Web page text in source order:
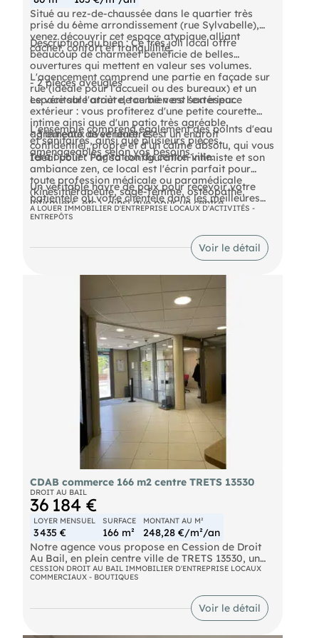
Situé au rez-de-chaussée dans le quartier très
prisé du 6ème arrondissement (rue Sylvabelle),
venez découvrir cet espace atypique alliant
cachet, confort et tranquillité.
Description du bien : Ce très joli local offre
beaucoup de charmeet bénéficie de belles
ouvertures qui mettent en valeur ses volumes.
L'agencement comprend une partie en façade sur
rue (idéale pour l'accueil ou des bureaux) et un
espace sur l'arrière, tourné vers l'extérieur.
- 3 bureaux avec fenêtres
- 2 pièces aveugles
Le véritable atout de ce bien est son espace
extérieur : vous profiterez d'une petite courette
intime ainsi que d'un patio très agréable,
agrémenté de verdure. C'est un endroit
confidentiel, propre et d'un calme absolu, qui vous
fera oublier l'agitation du centre-ville.
L'ensemble comprend également des points d'eau
et sanitaires, ainsi que plusieurs pièces
aménageables selon vos besoins.
Idéal pour : Par sa configuration intimiste et son
ambiance zen, ce local est l'écrin parfait pour
toute profession médicale ou paramédicale
(kinésithérapeute, sage-femme, ostéopathe,
infirmiers, etc.), ainsi que pour un centre
d'esthétique et de bien-être.
Un véritable havre de paix pour recevoir votre
patientèle ou votre clientèle dans les meilleures
conditions !
A LOUER IMMOBILIER D'ENTREPRISE LOCAUX D'ACTIVITÉS -
ENTREPÔTS
Voir le détail
CDAB commerce 166 m2 centre TRETS 13530
DROIT AU BAIL
36 184 €
LOYER MENSUEL
3 435 €
SURFACE
166 m²
MONTANT AU M²
248,28 €/m²/an
Notre agence vous propose en Cession de Droit
Au Bail, en plein centre ville de TRETS 13530, un
local commercial de 166 m2 situé en rez-de-
chaussée.
Il comprend 5 bureaux décloisonnables, une salle
de réunion, une kitchenette, des sanitaires
CESSION DROIT AU BAIL IMMOBILIER D'ENTREPRISE LOCAUX
COMMERCIAUX - BOUTIQUES
Voir le détail